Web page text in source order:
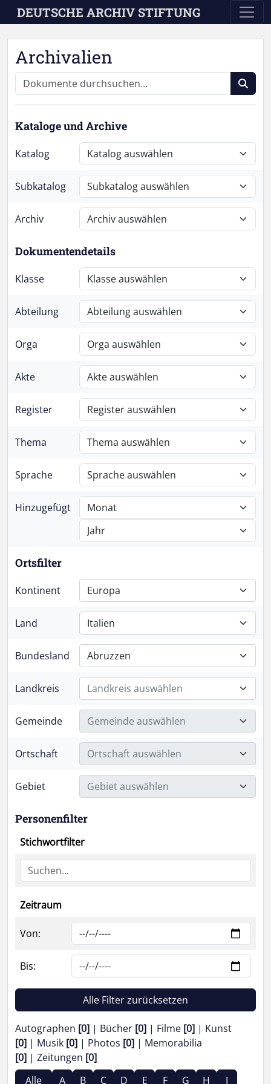
Skip to main content
DEUTSCHE ARCHIV STIFTUNG
Archivalien
Kataloge und Archive
Katalog
Subkatalog
Archiv
Dokumentendetails
Klasse
Abteilung
Orga
Akte
Register
Thema
Sprache
Hinzugefügt
Ortsfilter
Kontinent Europa
Land Italien
Bundesland Abruzzen
Landkreis Landkreis auswählen
Gemeinde Gemeinde auswählen
Ortschaft Ortschaft auswählen
Gebiet Gebiet auswählen
Personenfilter
Stichwortfilter
Zeitraum
Von:
Bis:
Alle Filter zurücksetzen
Autographen [0] Bücher [0] Filme [0]
Kunst
[0]
Musik [0] Photos [0]
Memorabilia
[0]
Zeitungen [0]
Alle
A B C D E F G H
I